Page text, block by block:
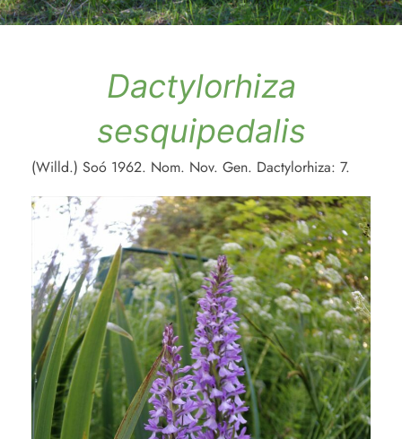
Dactylorhiza
sesquipedalis
(Willd.) Soó 1962. Nom. Nov. Gen. Dactylorhiza: 7.